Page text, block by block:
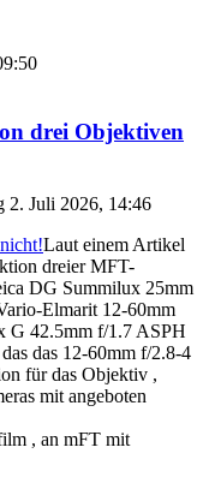
drei Objektiven
2. Juli 2026, 14:46
Laut einem Artikel
dreier MFT-
DG Summilux 25mm
Elmarit 12-60mm
G 42.5mm f/1.7 ASPH
das 12-60mm f/2.8-4
für das Objektiv ,
mit angeboten
, an mFT mit